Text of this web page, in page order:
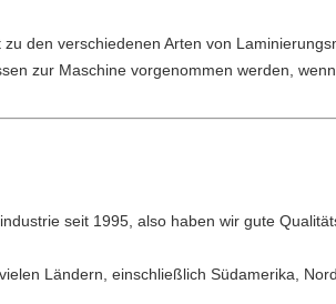
den verschiedenen Arten von
zur Maschine vorgenommen werden,
seit 1995, also haben wir gute
Ländern, einschließlich Südamerika,